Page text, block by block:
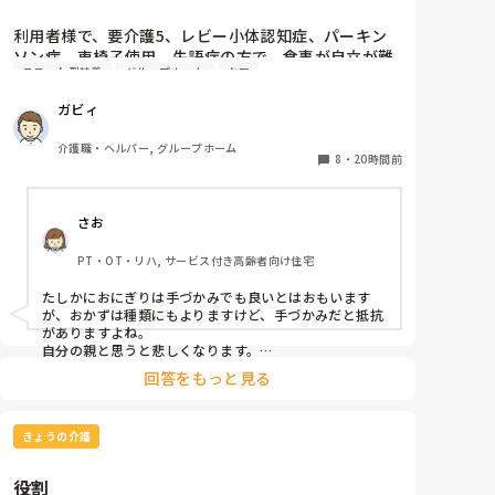
利用者様で、要介護5、レビー小体認知症、パーキン
ソン病、車椅子使用、失語症の方で、食事が自立が難
しくなって来ました。ご飯を、おにぎりにして、ご自
いのおにぎりにしてます。食べられる時とスプーンを
使っても難しい時があります。おかずも、おにぎり同
様、手づかみでたべてもらってる時があるのですが、
難しい時は、職員が介助しています。ご飯は、おにぎ
手づかみは、どうかなと思うのですが、皆さんはどう
思われますか？私は、自分の母親が手づかみで食べて
るのを見たら、悲しくなります…職員さん、介助して
下さいと思ってしまいます…
ユニット型特養 グループホーム ケア
ガビィ
介護職・ヘルパー, グループホーム
8 ・ 20時間前
さお
PT・OT・リハ, サービス付き高齢者向け住宅
たしかにおにぎりは手づかみでも良いとはおもいます
が、おかずは種類にもよりますけど、手づかみだと抵抗
がありますよね。
自分の親と思うと悲しくなります。
フルーツや温野菜とかならまだ良いでしょうけど。嚥下
状態はどうなんでしょうか？とろみつけてたりするのを
回答をもっと見る
きょうの介護
役割